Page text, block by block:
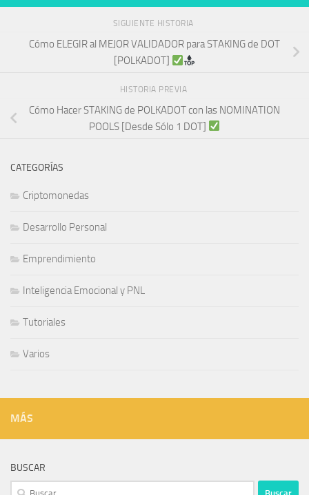
SIGUIENTE HISTORIA
Cómo ELEGIR al MEJOR VALIDADOR para STAKING de DOT
[POLKADOT]
HISTORIA PREVIA
Cómo Hacer STAKING de POLKADOT con las NOMINATION
POOLS [Desde Sólo 1 DOT]
CATEGORÍAS
Criptomonedas
Desarrollo Personal
Emprendimiento
Inteligencia Emocional y PNL
Tutoriales
Varios
MÁS
BUSCAR
Buscar: